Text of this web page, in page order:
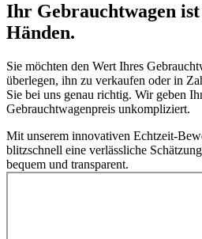
Ihr Gebrauchtwagen ist
Händen.
Sie möchten den Wert Ihres
überlegen, ihn zu verkaufen oder in
Sie bei uns genau richtig. Wir geben
Gebrauchtwagenpreis unkompliziert.
Mit unserem innovativen Echtzeit-
blitzschnell eine verlässliche
bequem und transparent.